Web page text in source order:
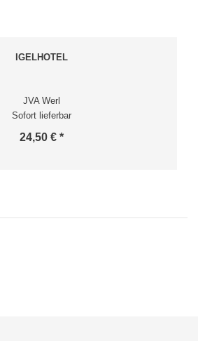
IGELHOTEL
JVA Werl
Sofort lieferbar
24,50 € *